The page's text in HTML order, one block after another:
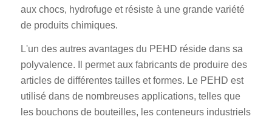
aux chocs, hydrofuge et résiste à une grande variété
de produits chimiques.
L'un des autres avantages du PEHD réside dans sa
polyvalence. Il permet aux fabricants de produire des
articles de différentes tailles et formes. Le PEHD est
utilisé dans de nombreuses applications, telles que
les bouchons de bouteilles, les conteneurs industriels